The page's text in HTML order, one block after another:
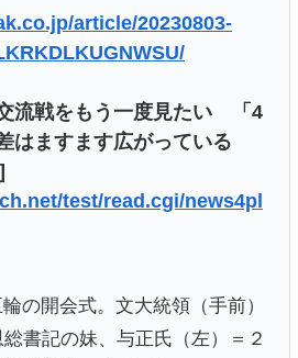
article/20230803-
流戦をもう一度見たい 「4
はますます広がっている
test/read.cgi/news4pl